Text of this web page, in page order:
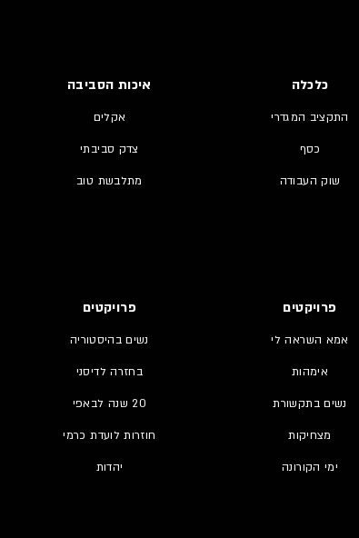
כלכלה
התקציב המגדרי
כסף
שוק העבודה
איכות הסביבה
אקלים
צדק סביבתי
מתלבשת טוב
פרויקטים
אמא השראה לי
אימהות
נשים בתקשורת
מצחיקות
ימי הקורונה
פרויקטים
נשים בהיסטוריה
בחזרה לדיסני
20 שנה לבאפי
חוזרות לועדת כרמי
יהדות